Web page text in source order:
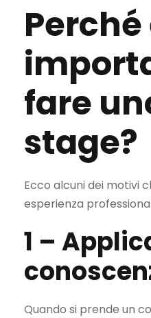
fare
stage?
Ecco alcuni dei motivi
esperienza
1 –
Quando si prende un